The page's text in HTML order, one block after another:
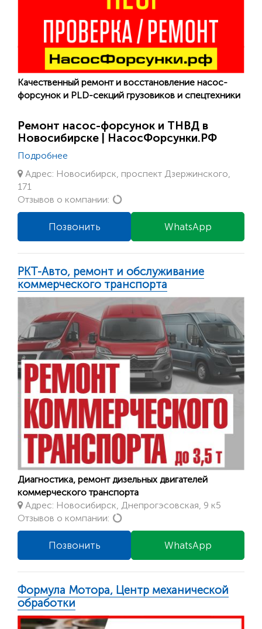
Качественный ремонт и восстановление насос-
форсунок и PLD-секций грузовиков и спецтехники
Ремонт насос-форсунок и ТНВД в
Новосибирске | НасосФорсунки.РФ
Подробнее
Адрес: Новосибирск, проспект Дзержинского,
171
Отзывов о компании:
WhatsApp
Позвонить
РКТ-Авто, ремонт и обслуживание
коммерческого транспорта
Диагностика, ремонт дизельных двигателей
коммерческого транспорта
Адрес: Новосибирск, Днепрогэсовская, 9 к5
Отзывов о компании:
WhatsApp
Позвонить
Формула Мотора, Центр механической
обработки